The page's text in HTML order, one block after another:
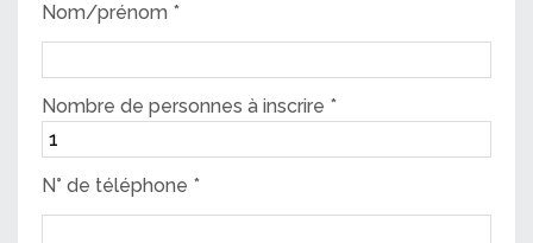
Nom/prénom *
Nombre de personnes à inscrire *
N° de téléphone *